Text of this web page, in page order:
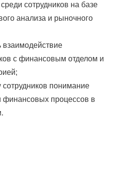
сотрудников на базе
анализа и рыночного
взаимодействие
с финансовым отделом и
сотрудников понимание
финансовых процессов в